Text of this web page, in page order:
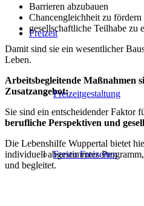
Freizeit
Freizeitgestaltung
Ferien Freizeiten
Barrieren abzubauen
Chancengleichheit zu fördern
gesellschaftliche Teilhabe zu
Damit sind sie ein wesentlicher
Leben.
Arbeitsbegleitende Maßnahmen
Zusatzangebot:
Sie sind ein entscheidender Faktor
berufliche Perspektiven und
Die Lebenshilfe Wuppertal bietet
individuell abgestimmtes
und begleitet.